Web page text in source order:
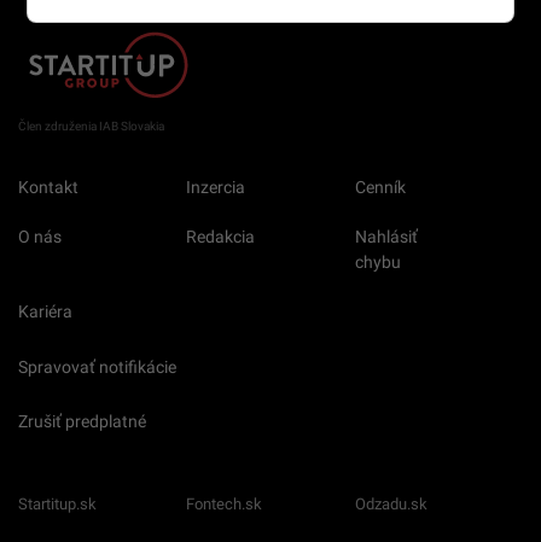
Člen združenia IAB Slovakia
Kontakt Inzercia Cenník
O nás Redakcia
Nahlásiť
chybu
Kariéra
Spravovať notifikácie
Zrušiť predplatné
Startitup.sk Fontech.sk Odzadu.sk